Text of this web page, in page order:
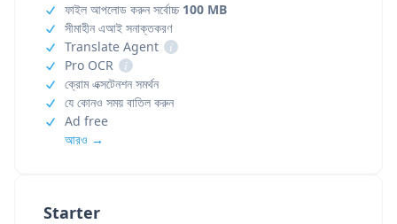
Starter
ফাইল আপলোড করুন সর্বোচ্চ 100 MB
সীমাহীন এআই সনাক্তকরণ
Translate Agent
i
Pro OCR
i
ক্রোম এক্সটেনশন সমর্থন
যে কোনও সময় বাতিল করুন
Ad free
আরও →